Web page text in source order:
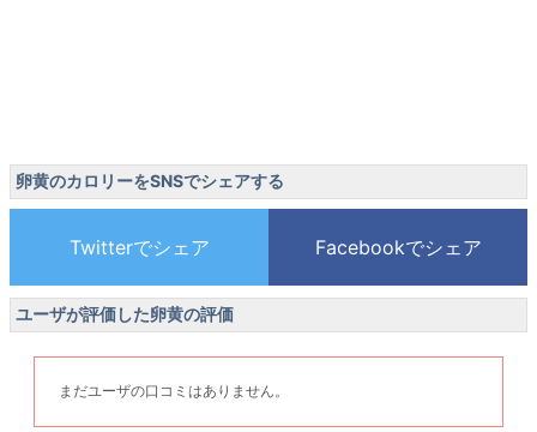
卵黄のカロリーをSNSでシェアする
ユーザが評価した卵黄の評価
まだユーザの口コミはありません。